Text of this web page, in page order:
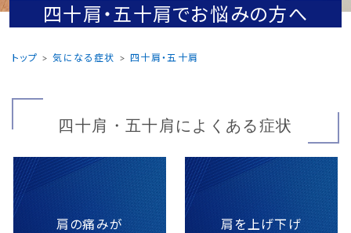
四十肩・五十肩でお悩みの方へ
トップ 気になる症状 四十肩・五十肩
四十肩・五十肩によくある症状
肩の痛みが
肩を上げ下げ